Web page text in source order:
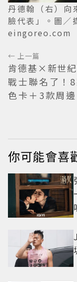
丹德翰（右）向
臉代表」。圖
eingoreo.com
← 上一篇
肯德基×新世
戰士聯名了！
色卡＋3款周
你可能會喜